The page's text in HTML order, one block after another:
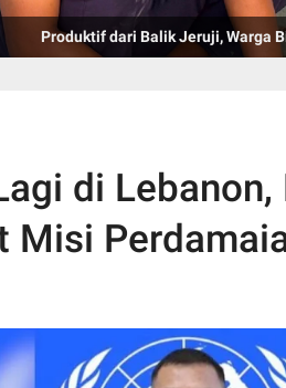
Produktif dari Balik Jeruji, Warga
Kelas IIB Jepara Mantapkan
di Lebanon,
Misi